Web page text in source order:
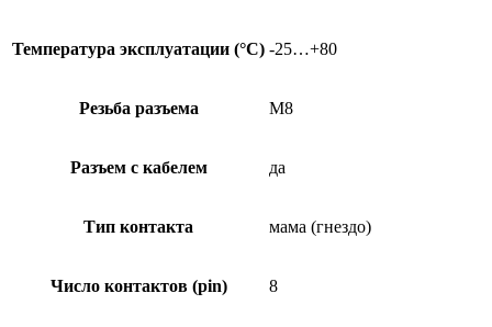
Температура эксплуатации (°C) -25…+80
Резьба разъема M8
Разъем с кабелем да
Тип контакта мама (гнездо)
Число контактов (pin) 8